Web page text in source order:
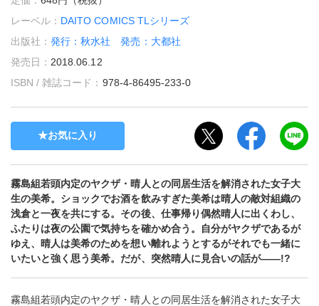
レーベル： DAITO COMICS TLシリーズ
出版社：発行：秋水社 発売：大都社
発売日： 2018.06.12
ISBN / 雑誌コード： 978-4-86495-233-0
お気に入り
霧島組若頭内定のヤクザ・晴人との同居生活を解消された女子大
生の美希。ショックでお酒を飲みすぎた美希は晴人の敵対組織の
浅倉と一夜を共にする。その後、仕事帰り偶然晴人に出くわし、
ふたりは夜の公園で気持ちを確かめ合う。自分がヤクザであるが
ゆえ、晴人は美希のためを想い離れようとするがそれでも一緒に
いたいと強く思う美希。だが、突然晴人に見合いの話が――!?
霧島組若頭内定のヤクザ・晴人との同居生活を解消された女子大